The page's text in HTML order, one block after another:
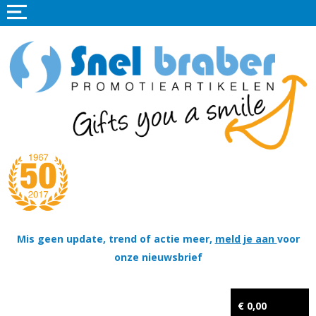
Mis geen update, trend of actie meer, meld je aan voor
onze nieuwsbrief
€ 0,00
Home
Promotieartikelen
Tassen
Thema's